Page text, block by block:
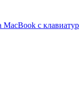
MacBook с